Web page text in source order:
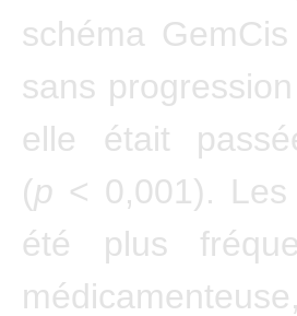
schéma GemCis
sans
elle était
(p < 0,001).
été plus